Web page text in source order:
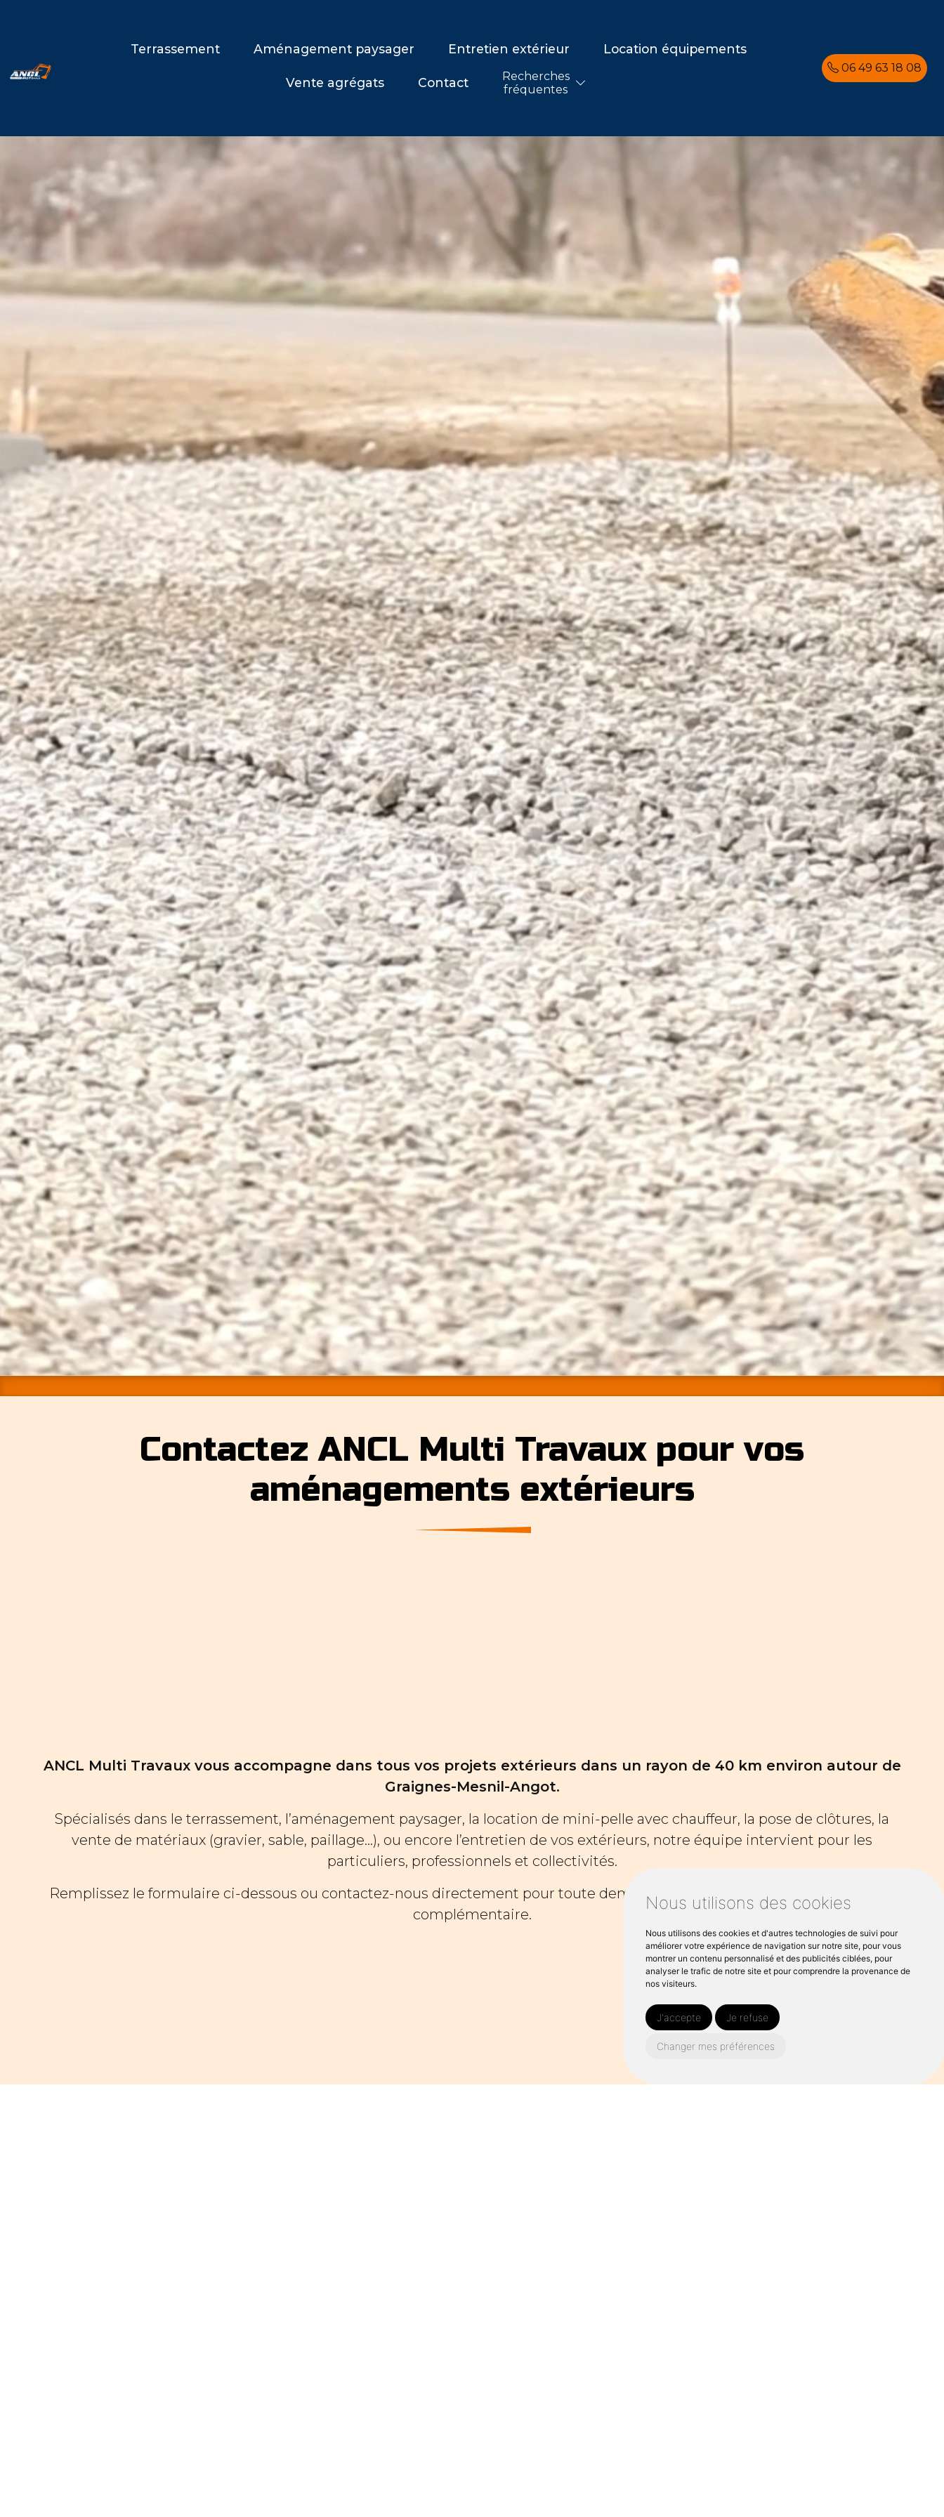
Nous utilisons des cookies
Nous utilisons des cookies et d'autres technologies de suivi pour
améliorer votre expérience de navigation sur notre site, pour vous
montrer un contenu personnalisé et des publicités ciblées, pour
analyser le trafic de notre site et pour comprendre la provenance de
nos visiteurs.
J'accepte Je refuse
Changer mes préférences
Terrassement Aménagement paysager Entretien extérieur Location équipements
Vente agrégats Contact
Recherches
fréquentes
06 49 63 18 08
Contactez ANCL Multi Travaux pour vos
aménagements extérieurs
ANCL Multi Travaux vous accompagne dans tous vos projets extérieurs dans un rayon de 40 km environ autour de
Graignes-Mesnil-Angot.
Spécialisés dans le terrassement, l’aménagement paysager, la location de mini-pelle avec chauffeur, la pose de clôtures, la
vente de matériaux (gravier, sable, paillage...), ou encore l’entretien de vos extérieurs, notre équipe intervient pour les
particuliers, professionnels et collectivités.
Remplissez le formulaire ci-dessous ou contactez-nous directement pour toute demande de devis gratuit ou d’information
complémentaire.